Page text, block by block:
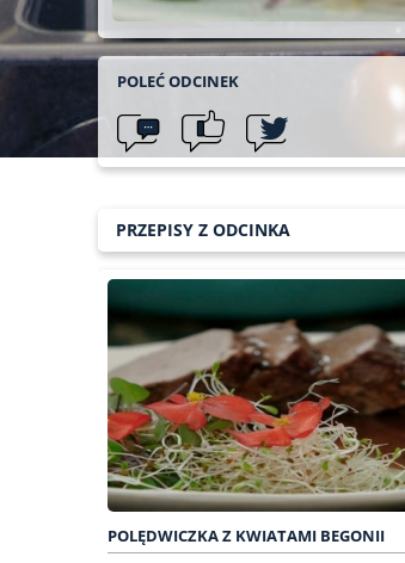
POLEĆ ODCINEK
PRZEPISY Z ODCINKA
POLĘDWICZKA Z KWIATAMI BEGONII